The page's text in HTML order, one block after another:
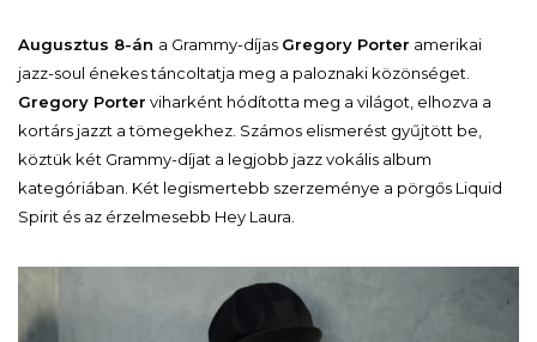
Augusztus 8-án a Grammy-díjas Gregory Porter amerikai
jazz-soul énekes táncoltatja meg a paloznaki közönséget.
Gregory Porter viharként hódította meg a világot, elhozva a
kortárs jazzt a tömegekhez. Számos elismerést gyűjtött be,
köztük két Grammy-díjat a legjobb jazz vokális album
kategóriában. Két legismertebb szerzeménye a pörgős Liquid
Spirit és az érzelmesebb Hey Laura.